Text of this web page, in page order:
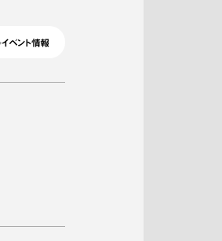
イベント情報